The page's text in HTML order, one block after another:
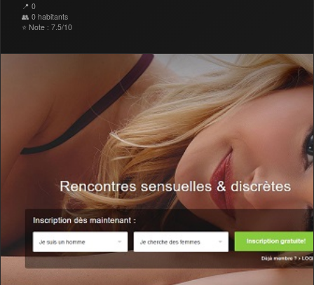
📍 0
👥 0 habitants
⭐ Note : 7.5/10